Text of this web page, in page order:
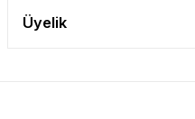
Üyelik